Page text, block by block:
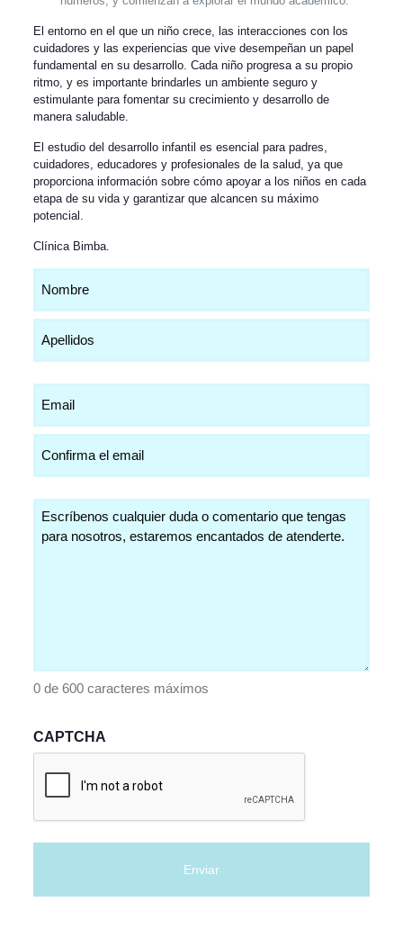
El entorno en el que un niño crece, las interacciones con los
cuidadores y las experiencias que vive desempeñan un papel
fundamental en su desarrollo. Cada niño progresa a su propio
ritmo, y es importante brindarles un ambiente seguro y
estimulante para fomentar su crecimiento y desarrollo de
manera saludable.
El estudio del desarrollo infantil es esencial para padres,
cuidadores, educadores y profesionales de la salud, ya que
proporciona información sobre cómo apoyar a los niños en cada
etapa de su vida y garantizar que alcancen su máximo
potencial.
Clínica Bimba.
(Obligatorio)
(Obligatorio)
(Obligatorio)
0 de 600 caracteres máximos
CAPTCHA